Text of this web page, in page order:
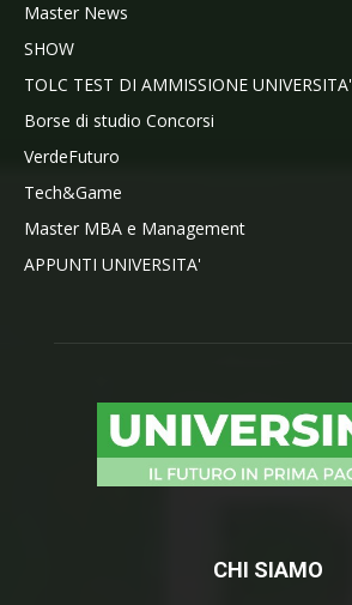
Master News
SHOW
TOLC TEST DI AMMISSIONE UNIVERSITA'
Borse di studio Concorsi
VerdeFuturo
Tech&Game
Master MBA e Management
APPUNTI UNIVERSITA'
CHI SIAMO